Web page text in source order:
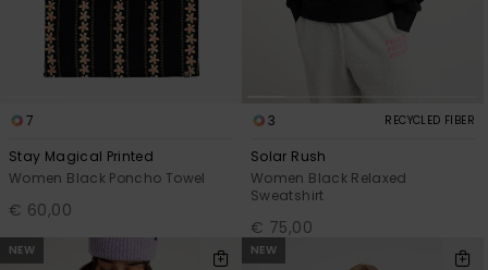
7
Stay Magical Printed
Women Black Poncho Towel
€ 60,00
3 RECYCLED FIBER
Solar Rush
Women Black Relaxed
Sweatshirt
€ 75,00
NEW NEW